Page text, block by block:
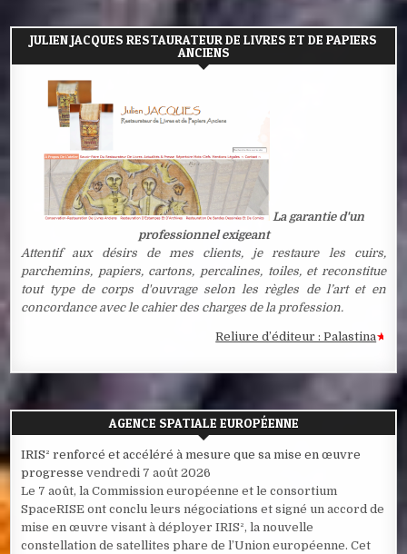
JULIEN JACQUES RESTAURATEUR DE LIVRES ET DE PAPIERS
ANCIENS
La garantie d'un
professionnel exigeant
Attentif aux désirs de mes clients, je restaure les cuirs,
parchemins, papiers, cartons, percalines, toiles, et reconstitue
tout type de corps d'ouvrage selon les règles de l’art et en
concordance avec le cahier des charges de la profession.
Reliure d’éditeur : Palastina★
AGENCE SPATIALE EUROPÉENNE
IRIS² renforcé et accéléré à mesure que sa mise en œuvre
progresse vendredi 7 août 2026
Le 7 août, la Commission européenne et le consortium
SpaceRISE ont conclu leurs négociations et signé un accord de
mise en œuvre visant à déployer IRIS², la nouvelle
constellation de satellites phare de l’Union européenne. Cet